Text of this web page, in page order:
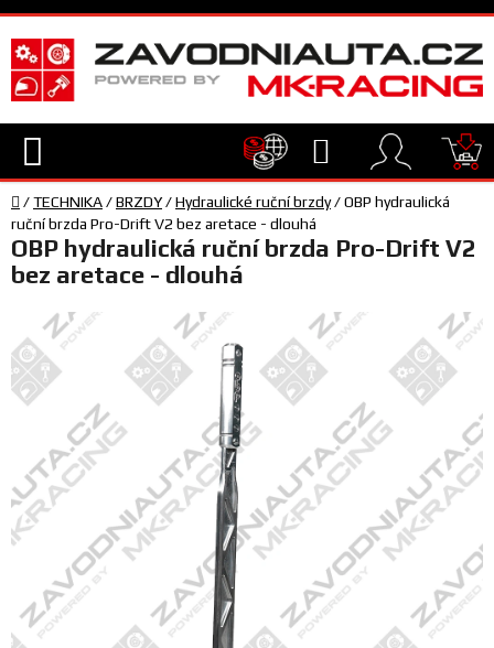
Přejít
na
obsah
Hledat
TECHNIKA
VYBAVENÍ
JEZDEC
TÝM
SERVIS
FANOUŠCI
Profil
firmy
Domů
/TECHNIKA/BRZDY/Hydraulické ruční brzdy/OBP hydraulická
ruční brzda Pro-Drift V2 bez aretace - dlouhá
OBP hydraulická ruční brzda Pro-Drift V2
bez aretace - dlouhá